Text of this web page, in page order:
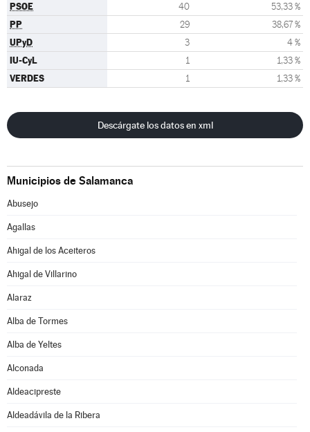
PSOE 40 53,33 %
PP 29 38,67 %
UPyD 3 4 %
IU-CyL 1 1,33 %
VERDES 1 1,33 %
Descárgate los datos en xml
Municipios de Salamanca
Abusejo
Agallas
Ahigal de los Aceiteros
Ahigal de Villarino
Alaraz
Alba de Tormes
Alba de Yeltes
Alconada
Aldeacipreste
Aldeadávila de la Ribera